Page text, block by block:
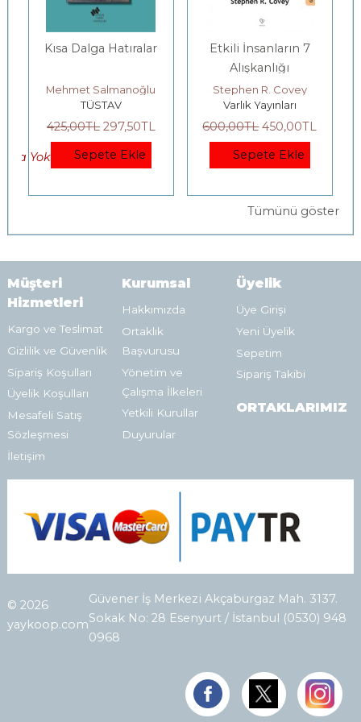
Yok)
Kısa Dalga Hatıralar
Mehmet Salmanoğlu
TÜSTAV
425,00TL 297,50TL
Sepete Ekle
Etkili İnsanların 7
Alışkanlığı
Stephen R. Covey
Varlık Yayınları
600,00TL 450,00TL
Sepete Ekle
Tümünü göster
Müşteri
Hizmetleri
Kargo ve Teslimat
Gizlilik ve Güvenlik
Sipariş Koşulları
Üyelik Koşulları
Mesafeli Satış
Sözleşmesi
İletişim
Kurumsal
Hakkımızda
Ortaklık
Başvurusu
Yönetim ve
Çalışma İlkeleri
Yetkili Kurullar
Duyurular
Üyelik
Üye Girişi
Yeni Üyelik
Sepetim
Sipariş Takibi
ORTAKLARIMIZ
© 2026
yaykoop.com
Güvener İş Merkezi Akçaburgaz Mah. 3137.
Sokak No: 28 Esenyurt / İstanbul (0530) 948
0968